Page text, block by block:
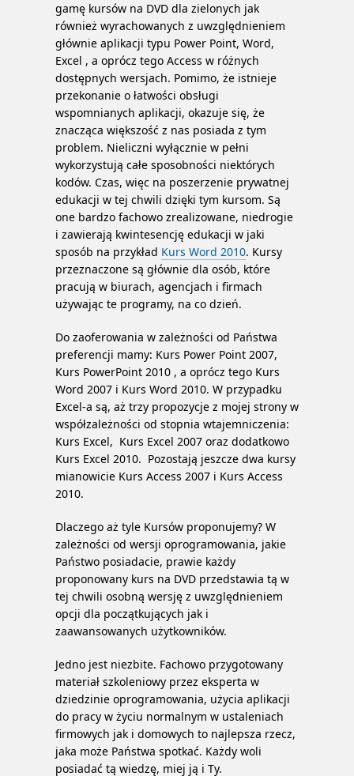
gamę kursów na DVD dla zielonych jak
również wyrachowanych z uwzględnieniem
głównie aplikacji typu Power Point, Word,
Excel , a oprócz tego Access w różnych
dostępnych wersjach. Pomimo, że istnieje
przekonanie o łatwości obsługi
wspomnianych aplikacji, okazuje się, że
znacząca większość z nas posiada z tym
problem. Nieliczni wyłącznie w pełni
wykorzystują całe sposobności niektórych
kodów. Czas, więc na poszerzenie prywatnej
edukacji w tej chwili dzięki tym kursom. Są
one bardzo fachowo zrealizowane, niedrogie
i zawierają kwintesencję edukacji w jaki
sposób na przykład Kurs Word 2010. Kursy
przeznaczone są głównie dla osób, które
pracują w biurach, agencjach i firmach
używając te programy, na co dzień.
Do zaoferowania w zależności od Państwa
preferencji mamy: Kurs Power Point 2007,
Kurs PowerPoint 2010 , a oprócz tego Kurs
Word 2007 i Kurs Word 2010. W przypadku
Excel-a są, aż trzy propozycje z mojej strony w
współzależności od stopnia wtajemniczenia:
Kurs Excel, Kurs Excel 2007 oraz dodatkowo
Kurs Excel 2010. Pozostają jeszcze dwa kursy
mianowicie Kurs Access 2007 i Kurs Access
2010.
Dlaczego aż tyle Kursów proponujemy? W
zależności od wersji oprogramowania, jakie
Państwo posiadacie, prawie każdy
proponowany kurs na DVD przedstawia tą w
tej chwili osobną wersję z uwzględnieniem
opcji dla początkujących jak i
zaawansowanych użytkowników.
Jedno jest niezbite. Fachowo przygotowany
materiał szkoleniowy przez eksperta w
dziedzinie oprogramowania, użycia aplikacji
do pracy w życiu normalnym w ustaleniach
firmowych jak i domowych to najlepsza rzecz,
jaka może Państwa spotkać. Każdy woli
posiadać tą wiedzę, miej ją i Ty.